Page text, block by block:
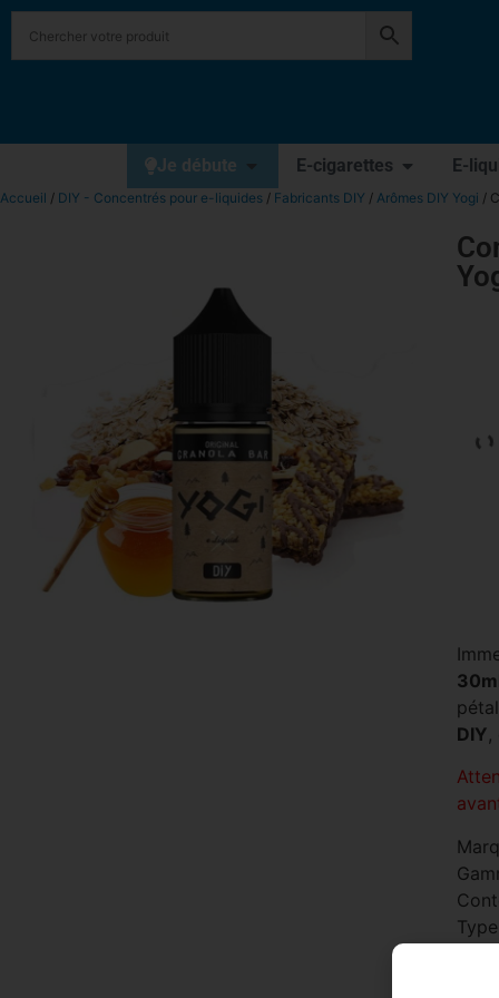
Je débute E-cigarettes E-
Accueil / DIY - Concentrés pour e-liquides / Fabricants DIY / Arômes DIY Yogi /
DIY,